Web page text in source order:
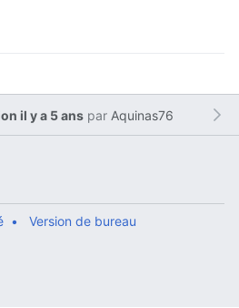
il y a 5 anspar Aquinas76
Version de bureau